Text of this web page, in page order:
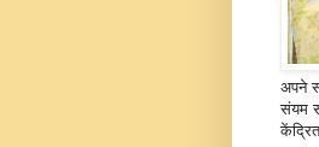
अपने
संयम